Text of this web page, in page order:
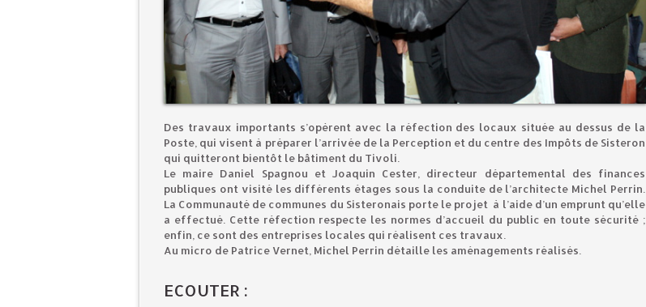
Des travaux importants s’opèrent avec la réfection des locaux située au dessus de la
Poste, qui visent à préparer l’arrivée de la Perception et du centre des Impôts de Sisteron
qui quitteront bientôt le bâtiment du Tivoli.
Le maire Daniel Spagnou et Joaquin Cester, directeur départemental des finances
publiques ont visité les différents étages sous la conduite de l’architecte Michel Perrin.
La Communauté de communes du Sisteronais porte le projet à l’aide d’un emprunt qu’elle
a effectué. Cette réfection respecte les normes d’accueil du public en toute sécurité ;
enfin, ce sont des entreprises locales qui réalisent ces travaux.
Au micro de Patrice Vernet, Michel Perrin détaille les aménagements réalisés.
ECOUTER :